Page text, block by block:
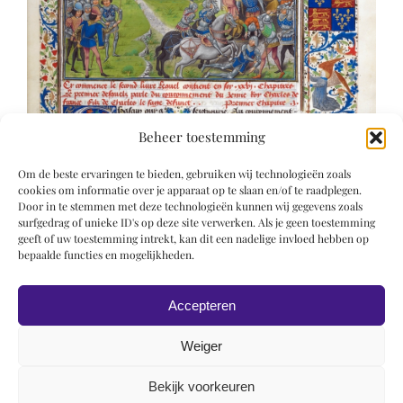
Beheer toestemming
Om de beste ervaringen te bieden, gebruiken wij technologieën zoals
cookies om informatie over je apparaat op te slaan en/of te raadplegen.
Door in te stemmen met deze technologieën kunnen wij gegevens zoals
surfgedrag of unieke ID's op deze site verwerken. Als je geen toestemming
geeft of uw toestemming intrekt, kan dit een nadelige invloed hebben op
bepaalde functies en mogelijkheden.
Accepteren
Weiger
Bekijk voorkeuren